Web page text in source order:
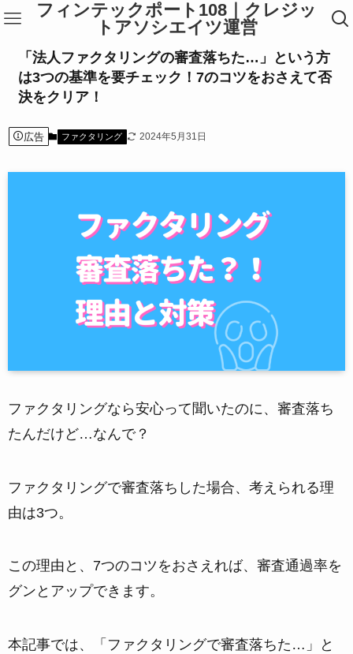
フィンテックポート108｜クレジッ
トアソシエイツ運営
「法人ファクタリングの審査落ちた…」という方
は3つの基準を要チェック！7のコツをおさえて否
決をクリア！
広告 ファクタリング 2024年5月31日
ファクタリングなら安心って聞いたのに、審査落ち
たんだけど…なんで？
ファクタリングで審査落ちした場合、考えられる理
由は3つ。
この理由と、7つのコツをおさえれば、 審査通過率を
グンとアップできます。
本記事では、「ファクタリングで審査落ちた…」と